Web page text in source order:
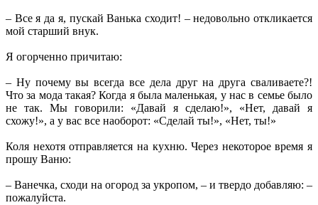
– Все я да я, пускай Ванька сходит! – недовольно откликается
мой старший внук.
Я огорченно причитаю:
– Ну почему вы всегда все дела друг на друга сваливаете?!
Что за мода такая? Когда я была маленькая, у нас в семье было
не так. Мы говорили: «Давай я сделаю!», «Нет, давай я
схожу!», а у вас все наоборот: «Сделай ты!», «Нет, ты!»
Коля нехотя отправляется на кухню. Через некоторое время я
прошу Ваню:
– Ванечка, сходи на огород за укропом, – и твердо добавляю: –
пожалуйста.